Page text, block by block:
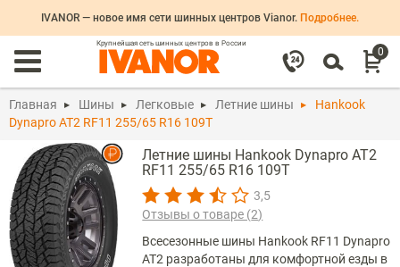
IVANOR — новое имя сети шинных центров Vianor. Подробнее.
0
Крупнейшая сеть шинных центров в России
Главная Шины Легковые Летние шины
Hankook
Dynapro AT2 RF11 255/65 R16 109T
Летние шины Hankook Dynapro AT2
RF11 255/65 R16 109T
3,5
Отзывы о товаре (2)
Всесезонные шины Hankook RF11 Dynapro
AT2 разработаны для комфортной езды в